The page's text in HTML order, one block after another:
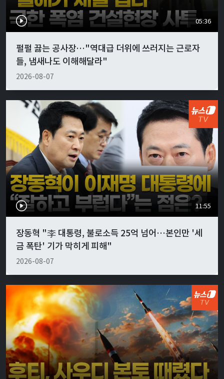
05:36
펄펄 끓는 공사장…"역대급 더위에 쓰러지는 근로자
들, 냄새나도 이해해달라"
2026-08-07
11:55
장동혁 "李 대통령, 불로소득 25억 넘어…본인만 '세
금 폭탄' 기가 막히게 피해"
2026-08-07